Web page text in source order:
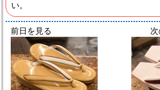
い。
前日を見る